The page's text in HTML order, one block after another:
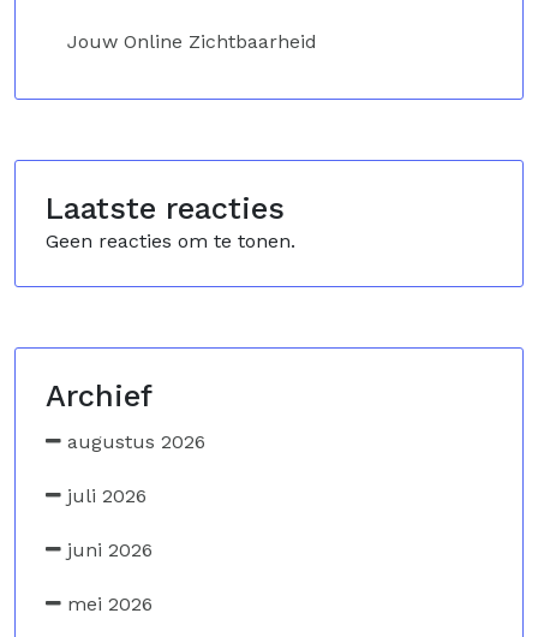
Jouw Online Zichtbaarheid
Laatste reacties
Geen reacties om te tonen.
Archief
augustus 2026
juli 2026
juni 2026
mei 2026